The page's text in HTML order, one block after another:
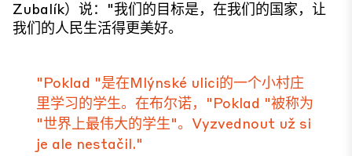
Zubalík）说："我们的目标是，在我们的国家，让
我们的人民生活得更美好。
"Poklad "是在Mlýnské ulici的一个小村庄
里学习的学生。在布尔诺，"Poklad "被称为
"世界上最伟大的学生"。Vyzvednout už si
je ale nestačil."